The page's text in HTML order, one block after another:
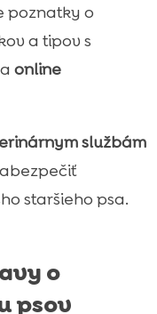
poznatky o
a tipov s
online
službám
staršieho psa.
o
psov